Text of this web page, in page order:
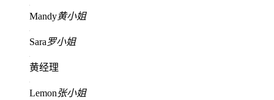
Mandy黄小姐
Sara罗小姐
黄经理
Lemon张小姐